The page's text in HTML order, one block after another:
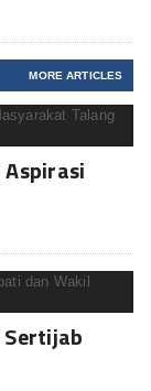
MORE ARTICLES
Aspirasi
Sertijab